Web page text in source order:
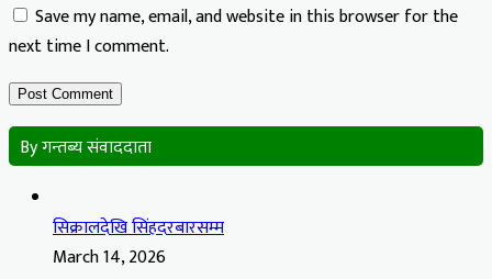
Save my name, email, and website in this browser for the
next time I comment.
By गन्तब्य संवाददाता
सिक्रालदेखि सिंहदरबारसम्म
March 14, 2026